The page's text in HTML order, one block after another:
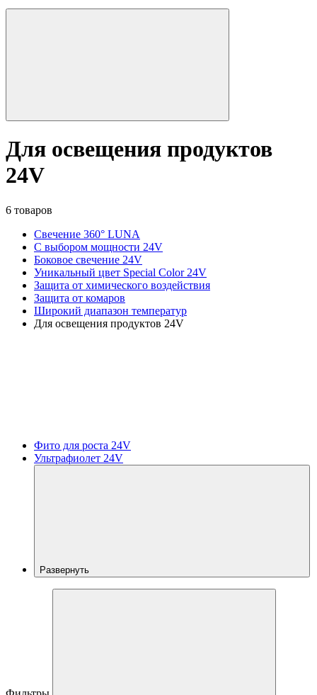
Для освещения продуктов
24V
6 товаров
Свечение 360° LUNA
С выбором мощности 24V
Боковое свечение 24V
Уникальный цвет Special Color 24V
Защита от химического воздействия
Защита от комаров
Широкий диапазон температур
Для освещения продуктов 24V
Фито для роста 24V
Ультрафиолет 24V
Развернуть